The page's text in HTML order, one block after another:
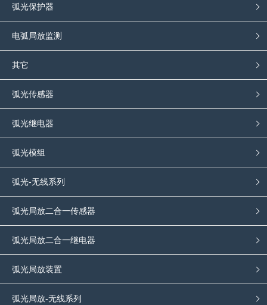
弧光保护器
电弧局放监测
其它
弧光传感器
弧光继电器
弧光模组
弧光-无线系列
弧光局放二合一传感器
弧光局放二合一继电器
弧光局放装置
弧光局放-无线系列